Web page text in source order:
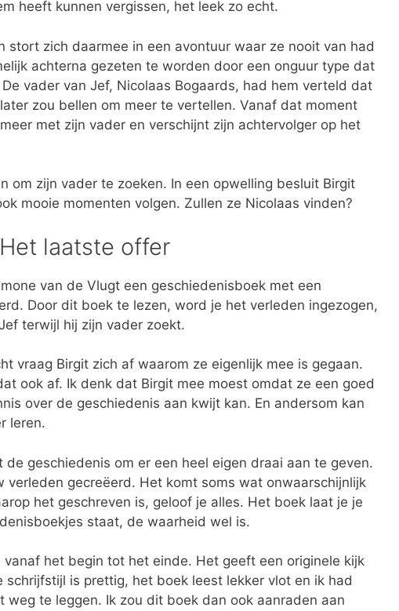
heeft kunnen vergissen, het leek zo echt.
stort zich daarmee in een avontuur waar ze nooit van had
achterna gezeten te worden door een onguur type dat
vader van Jef, Nicolaas Bogaards, had hem verteld dat
zou bellen om meer te vertellen. Vanaf dat moment
met zijn vader en verschijnt zijn achtervolger op het
om zijn vader te zoeken. In een opwelling besluit Birgit
mooie momenten volgen. Zullen ze Nicolaas vinden?
laatste offer
van de Vlugt een geschiedenisboek met een
Door dit boek te lezen, word je het verleden ingezogen,
terwijl hij zijn vader zoekt.
vraag Birgit zich af waarom ze eigenlijk mee is gegaan.
ook af. Ik denk dat Birgit mee moest omdat ze een goed
over de geschiedenis aan kwijt kan. En andersom kan
leren.
geschiedenis om er een heel eigen draai aan te geven.
verleden gecreëerd. Het komt soms wat onwaarschijnlijk
het geschreven is, geloof je alles. Het boek laat je je
staat, de waarheid wel is.
vanaf het begin tot het einde. Het geeft een originele kijk
schrijfstijl is prettig, het boek leest lekker vlot en ik had
weg te leggen. Ik zou dit boek dan ook aanraden aan